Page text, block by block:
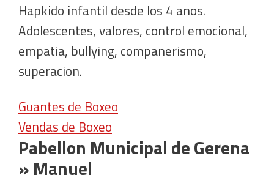
Hapkido infantil desde los 4 anos.
Adolescentes, valores, control emocional,
empatia, bullying, companerismo,
superacion.
Guantes de Boxeo
Vendas de Boxeo
Pabellon Municipal de Gerena
» Manuel